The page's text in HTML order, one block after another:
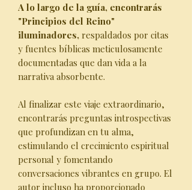
A lo largo de la guía, encontrarás
"Principios del Reino"
iluminadores, respaldados por citas
y fuentes bíblicas meticulosamente
documentadas que dan vida a la
narrativa absorbente.
Al finalizar este viaje extraordinario,
encontrarás preguntas introspectivas
que profundizan en tu alma,
estimulando el crecimiento espiritual
personal y fomentando
conversaciones vibrantes en grupo. El
autor incluso ha proporcionado